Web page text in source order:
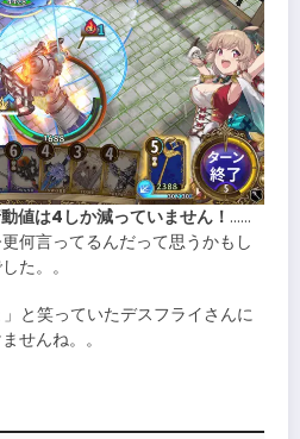
値は4しか減っていません！ ……
何言ってるんだって思うかもし
た。。
」と笑っていたデスフライさんに
せんね。。